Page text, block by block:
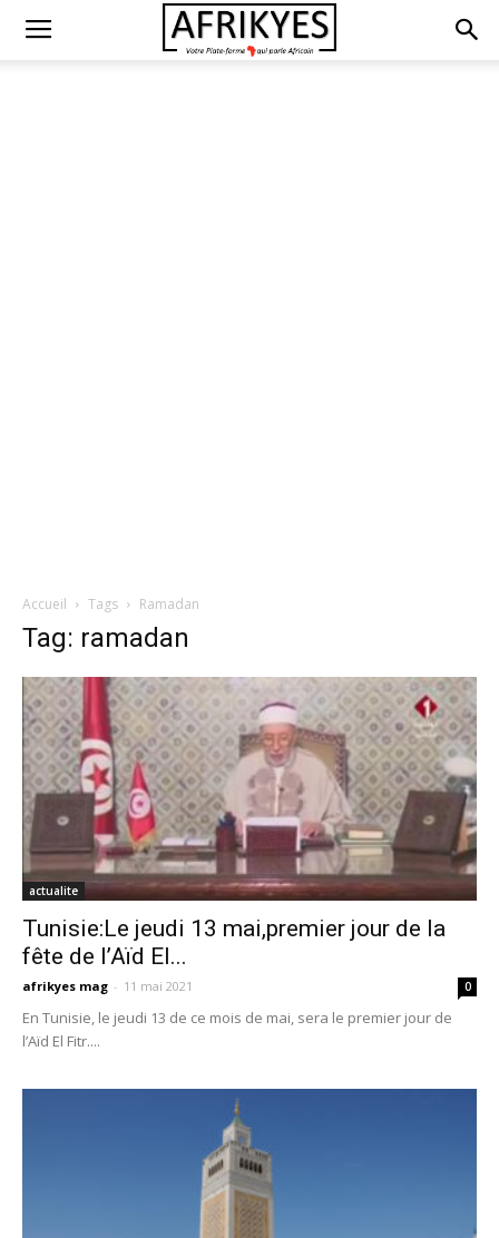
Accueil Tags Ramadan
Tag: ramadan
actualite
Tunisie:Le jeudi 13 mai,premier jour de la
fête de l’Aïd El...
afrikyes mag - 11 mai 2021 0
En Tunisie, le jeudi 13 de ce mois de mai, sera le premier jour de
l’Aïd El Fitr....